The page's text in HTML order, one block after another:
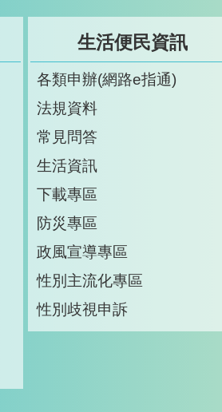
生活便民資訊
各類申辦(網路e指通)
法規資料
常見問答
生活資訊
下載專區
防災專區
政風宣導專區
性別主流化專區
性別歧視申訴